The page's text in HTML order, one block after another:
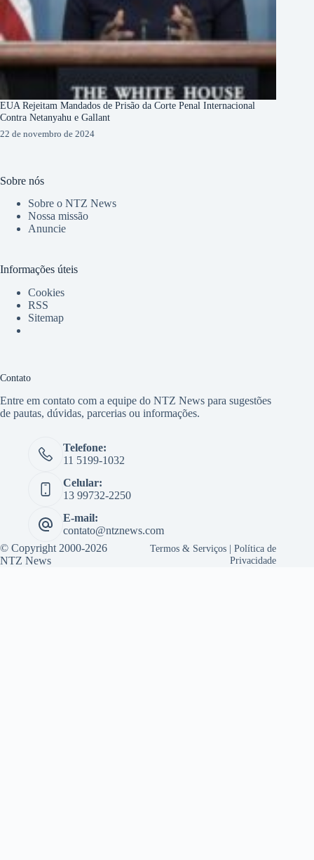
EUA Rejeitam Mandados de Prisão da Corte Penal Internacional
Contra Netanyahu e Gallant
22 de novembro de 2024
Sobre nós
Sobre o NTZ News
Nossa missão
Anuncie
Informações úteis
Cookies
RSS
Sitemap
Contato
Entre em contato com a equipe do NTZ News para sugestões
de pautas, dúvidas, parcerias ou informações.
Telefone:
11 5199-1032
Celular:
13 99732-2250
E-mail:
contato@ntznews.com
© Copyright 2000-2026
NTZ News
Termos & Serviços |Política de
Privacidade